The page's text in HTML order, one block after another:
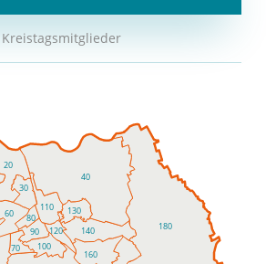
Kreistagsmitglieder
180
160
140
130
120
110
100
90
80
70
60
40
30
20